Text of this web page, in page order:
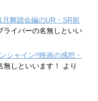
舞踏会編のUR・SR前
ライバーの名無しといい
シャイン!!映画の感想・
しといいます！ より